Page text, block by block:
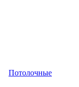
Потолочные